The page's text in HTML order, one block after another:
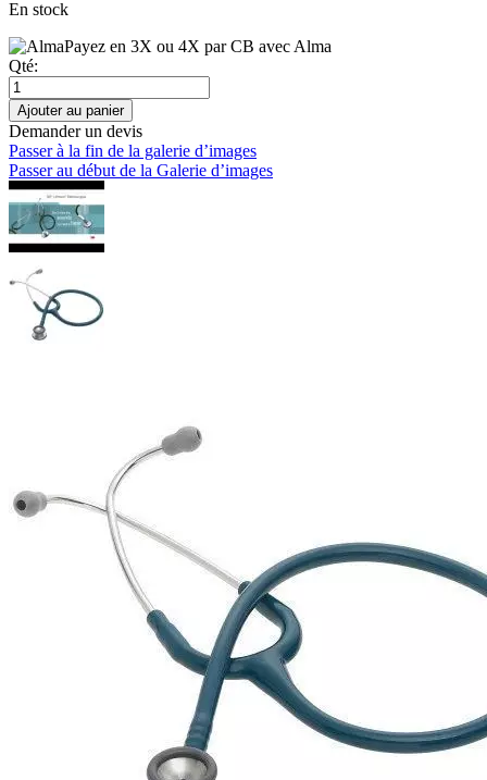
En stock
Payez en 3X ou 4X par CB avec Alma
Qté:
Ajouter au panier
Demander un devis
Passer à la fin de la galerie d’images
Passer au début de la Galerie d’images